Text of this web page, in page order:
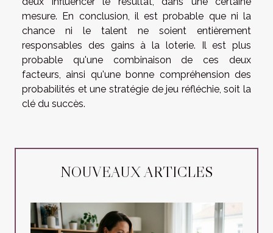
mesure. En conclusion, il est probable que ni la
chance ni le talent ne soient entièrement
responsables des gains à la loterie. Il est plus
probable qu'une combinaison de ces deux
facteurs, ainsi qu'une bonne compréhension des
probabilités et une stratégie de jeu réfléchie, soit la
clé du succès.
NOUVEAUX ARTICLES